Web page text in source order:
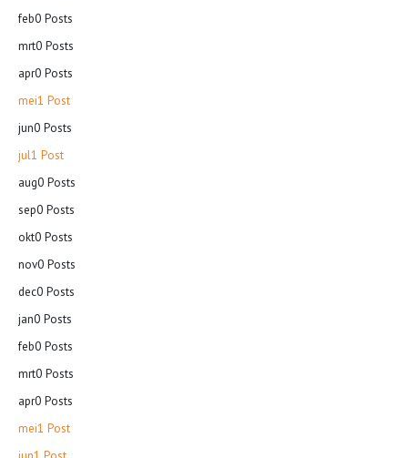
feb0 Posts
mrt0 Posts
apr0 Posts
mei1 Post
jun0 Posts
jul1 Post
aug0 Posts
sep0 Posts
okt0 Posts
nov0 Posts
dec0 Posts
jan0 Posts
feb0 Posts
mrt0 Posts
apr0 Posts
mei1 Post